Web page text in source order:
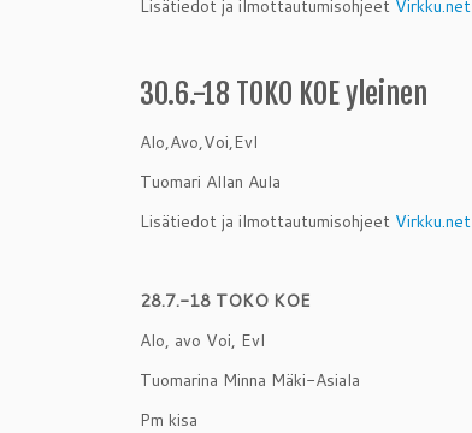
Lisätiedot ja ilmottautumisohjeet Virkku.net
30.6.-18 TOKO KOE yleinen
Alo,Avo,Voi,Evl
Tuomari Allan Aula
Lisätiedot ja ilmottautumisohjeet Virkku.net
28.7.-18 TOKO KOE
Alo, avo Voi, Evl
Tuomarina Minna Mäki-Asiala
Pm kisa